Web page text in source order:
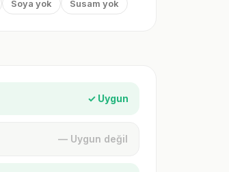
Soya yok Susam yok
✓ Uygun
— Uygun değil